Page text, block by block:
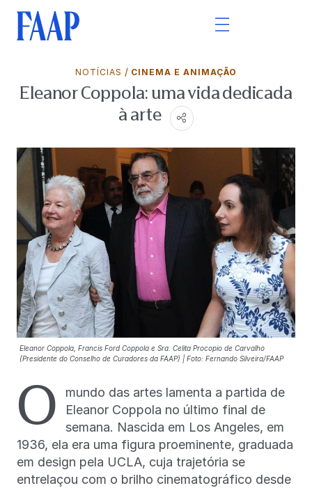
NOTÍCIAS / CINEMA E ANIMAÇÃO
Eleanor Coppola: uma vida dedicada
à arte
Eleanor Coppola, Francis Ford Coppola e Sra. Celita Procopio de Carvalho
(Presidente do Conselho de Curadores da FAAP) | Foto: Fernando Silveira/FAAP
O
mundo das artes lamenta a partida de
Eleanor Coppola no último final de
semana. Nascida em Los Angeles, em
1936, ela era uma figura proeminente, graduada
em design pela UCLA, cuja trajetória se
entrelaçou com o brilho cinematográfico desde